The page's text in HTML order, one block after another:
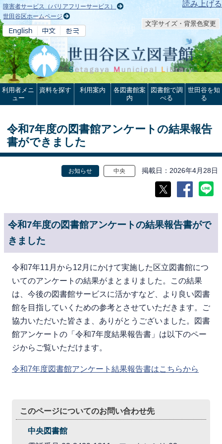
本文へ 読み上げる
障害者サービス（バリアフリーサービス）
世田谷区ホームページ
文字サイズ・背景色変更
利用者メニ
ュー
資料を探す 利用案内
各図書館案
内
図書館で調
べる
世田谷を知
る
令和7年度の図書館アンケートの結果報告
書ができました
お知らせ 中央 掲載日 2026年4月28日
令和7年度の図書館アンケートの結果報告書がで
きました
令和7年11月から12月にかけて実施した区立図書館につ
いてのアンケートの結果がまとまりました。この結果
は、今後の図書館サービスに活かすなど、より良い図書
館を目指していくための参考とさせていただきます。ご
協力いただいた皆さま、ありがとうございました。図書
館アンケートの「令和7年度結果報告書」は以下のペー
ジからご覧いただけます。
令和7年度図書館アンケート結果報告書はこちらから
このページについてのお問い合わせ先
中央図書館